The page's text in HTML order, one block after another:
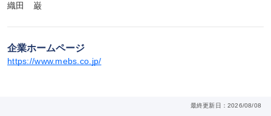
織田　巌
企業ホームページ
https://www.mebs.co.jp/
最終更新日：2026/08/08